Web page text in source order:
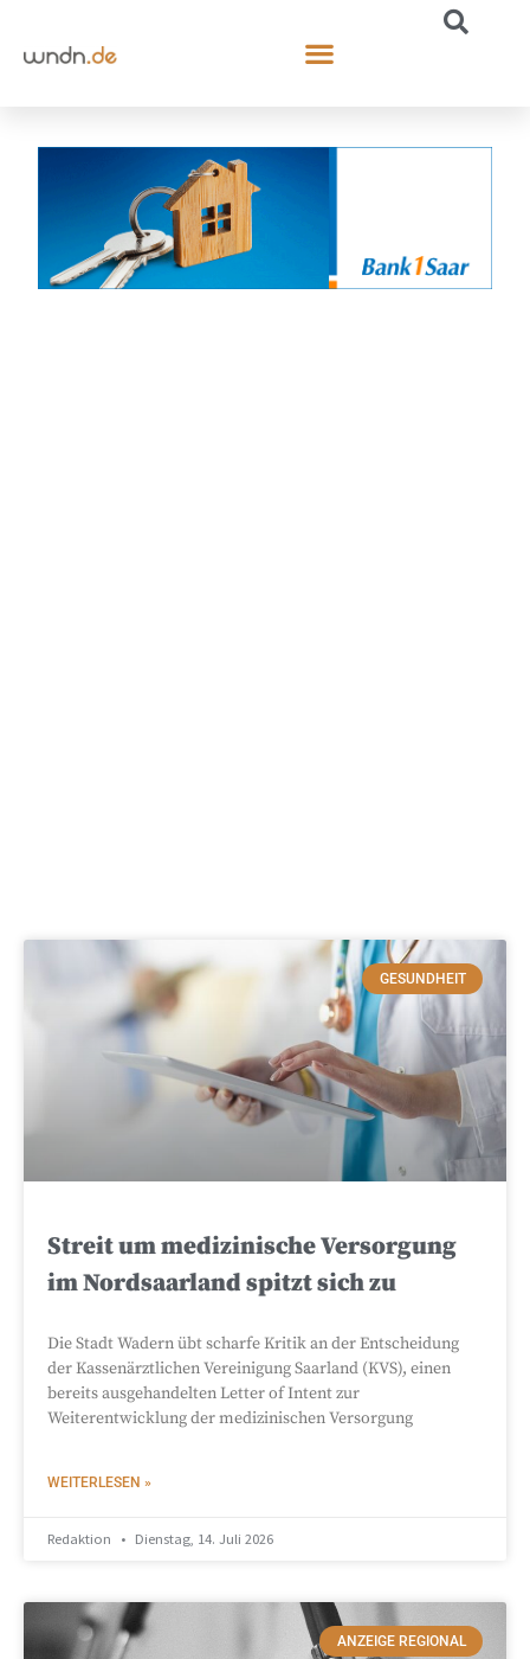
GESUNDHEIT
Streit um medizinische Versorgung
im Nordsaarland spitzt sich zu
Die Stadt Wadern übt scharfe Kritik an der Entscheidung
der Kassenärztlichen Vereinigung Saarland (KVS), einen
bereits ausgehandelten Letter of Intent zur
Weiterentwicklung der medizinischen Versorgung
WEITERLESEN »
Redaktion Dienstag, 14. Juli 2026
ANZEIGE REGIONAL